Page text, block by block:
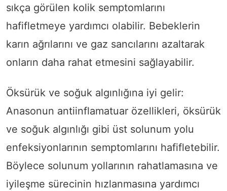
sıkça görülen kolik semptomlarını
hafifletmeye yardımcı olabilir. Bebeklerin
karın ağrılarını ve gaz sancılarını azaltarak
onların daha rahat etmesini sağlayabilir.
Öksürük ve soğuk algınlığına iyi gelir:
Anasonun antiinflamatuar özellikleri, öksürük
ve soğuk algınlığı gibi üst solunum yolu
enfeksiyonlarının semptomlarını hafifletebilir.
Böylece solunum yollarının rahatlamasına ve
iyileşme sürecinin hızlanmasına yardımcı